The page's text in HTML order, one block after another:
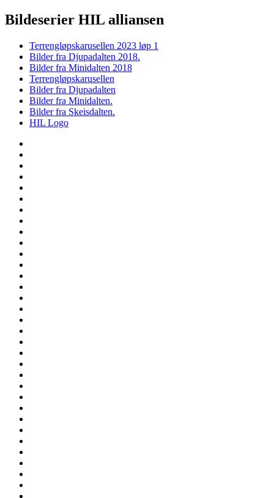
Bildeserier HIL alliansen
Terrengløpskarusellen 2023 løp 1
Bilder fra Djupadalten 2018.
Bilder fra Minidalten 2018
Terrengløpskarusellen
Bilder fra Djupadalten
Bilder fra Minidalten.
Bilder fra Skeisdalten.
HIL Logo